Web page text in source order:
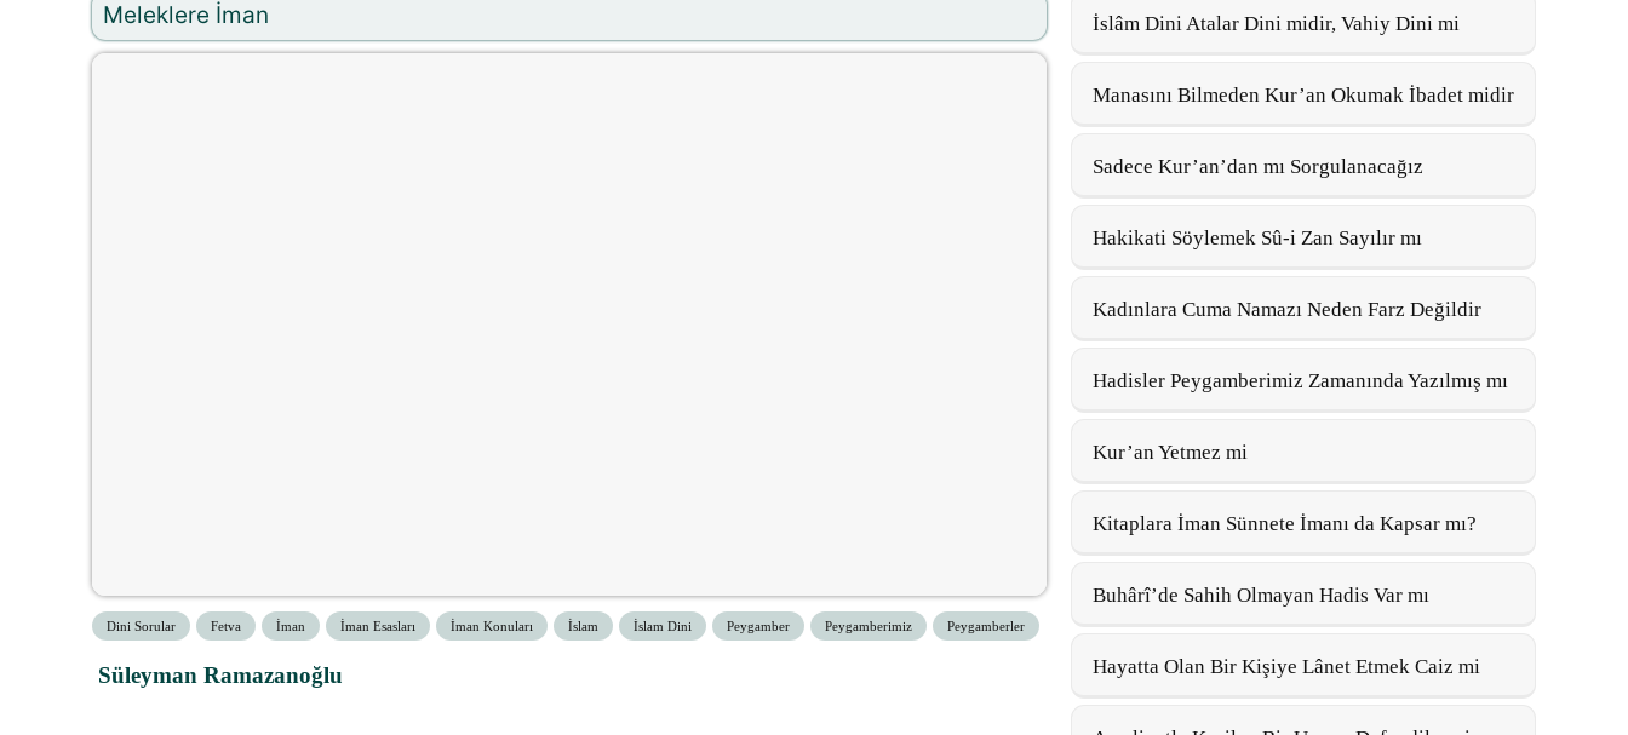
Meleklere İman
Dini Sorular Fetva İman İman Esasları İman Konuları İslam İslam Dini Peygamber Peygamberimiz Peygamberler
Süleyman Ramazanoğlu
İslâm Dini Atalar Dini midir, Vahiy Dini mi
Manasını Bilmeden Kur’an Okumak İbadet midir
Sadece Kur’an’dan mı Sorgulanacağız
Hakikati Söylemek Sû-i Zan Sayılır mı
Kadınlara Cuma Namazı Neden Farz Değildir
Hadisler Peygamberimiz Zamanında Yazılmış mı
Kur’an Yetmez mi
Kitaplara İman Sünnete İmanı da Kapsar mı?
Buhârî’de Sahih Olmayan Hadis Var mı
Hayatta Olan Bir Kişiye Lânet Etmek Caiz mi